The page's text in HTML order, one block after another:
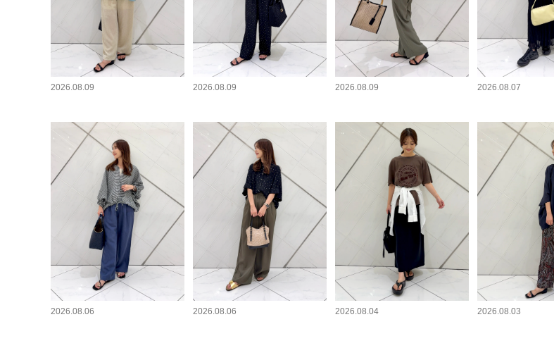
2026.08.09 2026.08.09 2026.08.09 2026.08.07
2026.08.06 2026.08.06 2026.08.04 2026.08.03